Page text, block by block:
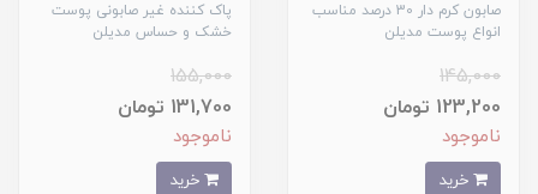
صابون کرم دار 30 درصد مناسب
انواع پوست مدیلن
145,000
123,200 تومان
ناموجود
پاک کننده غیر صابونی پوست
خشک و حساس مدیلن
155,000
131,700 تومان
ناموجود